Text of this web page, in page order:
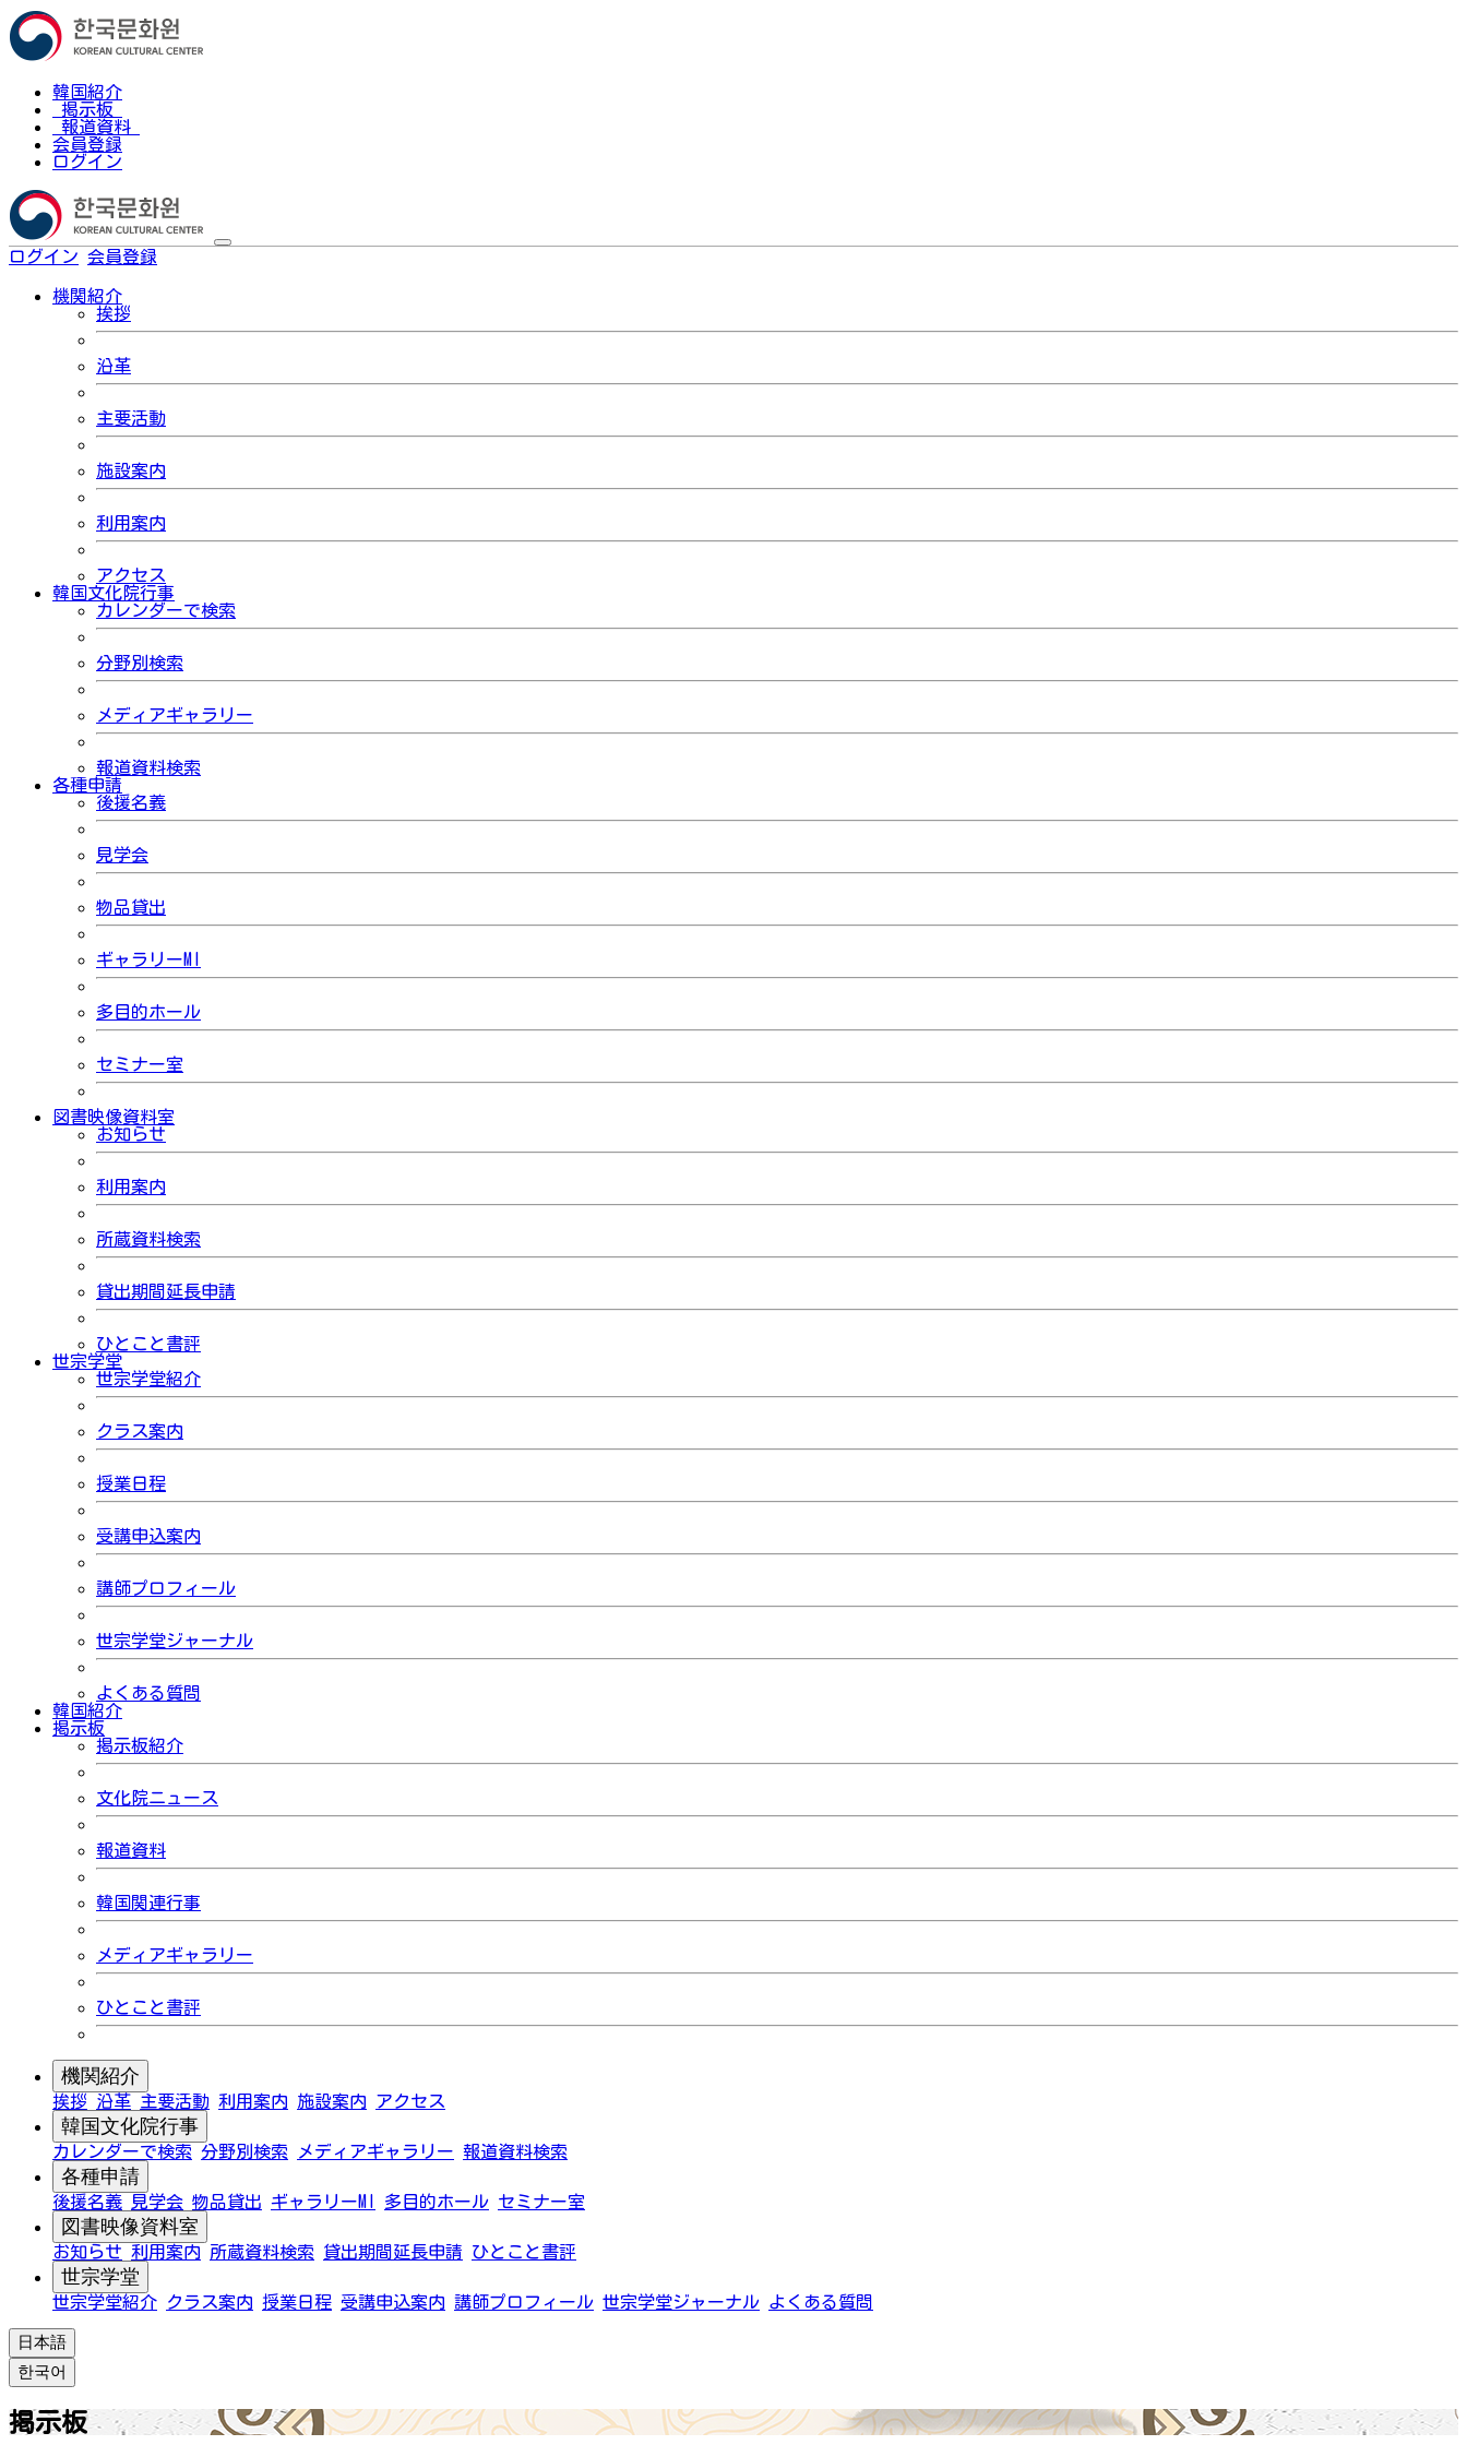
韓国紹介
掲示板
報道資料
会員登録
ログイン
ログイン 会員登録
機関紹介
挨拶
沿革
主要活動
施設案内
利用案内
アクセス
韓国文化院行事
カレンダーで検索
分野別検索
メディアギャラリー
報道資料検索
各種申請
後援名義
見学会
物品貸出
ギャラリーMI
多目的ホール
セミナー室
図書映像資料室
お知らせ
利用案内
所蔵資料検索
貸出期間延長申請
ひとこと書評
世宗学堂
世宗学堂紹介
クラス案内
授業日程
受講申込案内
講師プロフィール
世宗学堂ジャーナル
よくある質問
韓国紹介
掲示板
掲示板紹介
文化院ニュース
報道資料
韓国関連行事
メディアギャラリー
ひとこと書評
機関紹介
挨拶 沿革 主要活動 利用案内 施設案内 アクセス
韓国文化院行事
カレンダーで検索 分野別検索 メディアギャラリー 報道資料検索
各種申請
後援名義 見学会 物品貸出 ギャラリーMI 多目的ホール セミナー室
図書映像資料室
お知らせ 利用案内 所蔵資料検索 貸出期間延長申請 ひとこと書評
世宗学堂
世宗学堂紹介 クラス案内 授業日程 受講申込案内 講師プロフィール 世宗学堂ジャーナル よくある質問
日本語
한국어
掲示板